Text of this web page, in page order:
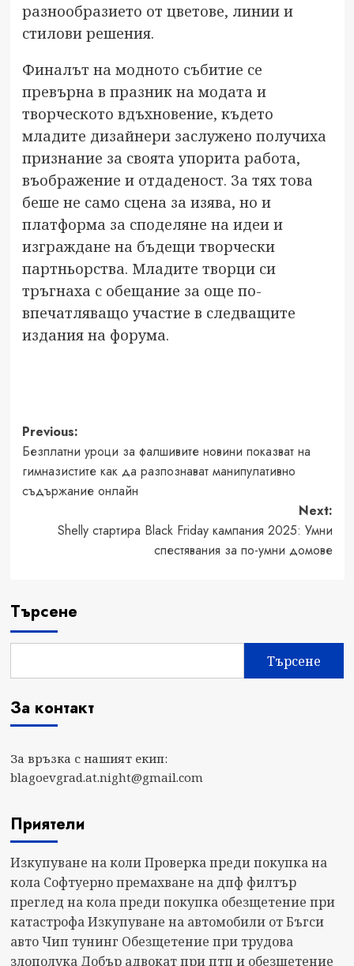
разнообразието от цветове, линии и
стилови решения.
Финалът на модното събитие се
превърна в празник на модата и
творческото вдъхновение, където
младите дизайнери заслужено получиха
признание за своята упорита работа,
въображение и отдаденост. За тях това
беше не само сцена за изява, но и
платформа за споделяне на идеи и
изграждане на бъдещи творчески
партньорства. Младите творци си
тръгнаха с обещание за още по-
впечатляващо участие в следващите
издания на форума.
Post
navigation
Previous:
Безплатни уроци за фалшивите новини показват на
гимназистите как да разпознават манипулативно
съдържание онлайн
Next:
Shelly стартира Black Friday кампания 2025: Умни
спестявания за по-умни домове
Търсене
Търсене
За контакт
За връзка с нашият екип:
blagoevgrad.at.night@gmail.com
Приятели
Изкупуване на коли Проверка преди покупка на
кола Софтуерно премахване на дпф филтър
преглед на кола преди покупка обезщетение при
катастрофа Изкупуване на автомобили от Бъгси
авто Чип тунинг Обезщетение при трудова
злополука Добър адвокат при птп и обезщетение